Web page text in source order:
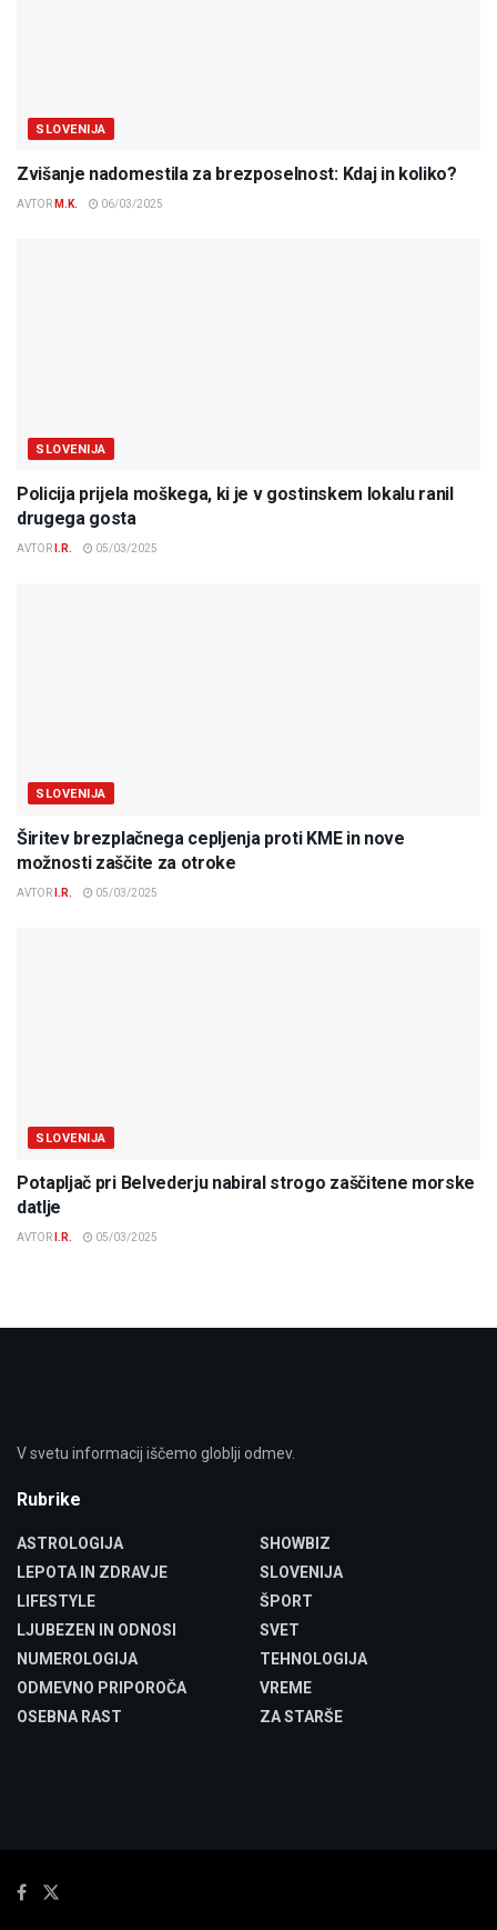
SLOVENIJA
Zvišanje nadomestila za brezposelnost: Kdaj in koliko?
AVTOR M.K. 06/03/2025
SLOVENIJA
Policija prijela moškega, ki je v gostinskem lokalu ranil
drugega gosta
AVTOR I.R. 05/03/2025
SLOVENIJA
Širitev brezplačnega cepljenja proti KME in nove
možnosti zaščite za otroke
AVTOR I.R. 05/03/2025
SLOVENIJA
Potapljač pri Belvederju nabiral strogo zaščitene morske
datlje
AVTOR I.R. 05/03/2025
V svetu informacij iščemo globlji odmev.
Rubrike
ASTROLOGIJA
LEPOTA IN ZDRAVJE
LIFESTYLE
LJUBEZEN IN ODNOSI
NUMEROLOGIJA
ODMEVNO PRIPOROČA
OSEBNA RAST
SHOWBIZ
SLOVENIJA
ŠPORT
SVET
TEHNOLOGIJA
VREME
ZA STARŠE